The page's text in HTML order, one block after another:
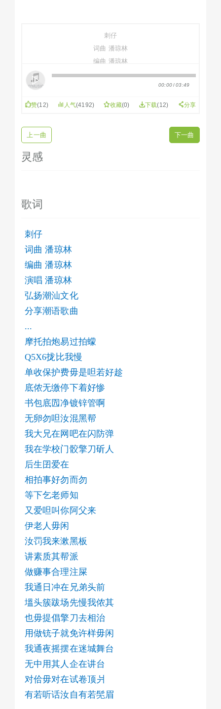
刺仔
词曲 潘琼林
编曲 潘琼林
演唱 潘琼林
分享潮语歌曲
"温头"簇跋场先慢我侬其
也毋提倡擎刀去相治
用做铳子就免许样毋闲
我通夜摇摆在迷城舞台
对佮毋对在试卷顶爿
有若听话汝自有若髧眉
.
..
二十进退就企俏西门
我门枪摸出来伊惦拍忖惀
一日正吸四五包薰
遇着底侬拢相借问
高利贷其利息八分
汝若用着来寻我咨询
汝勿许卵然
敢敶我相骂
我兄弟一下叫够下
东门其拷佰
喝呾伊写歌若猛
00:00/03:49
赞(12) 人气(4192) 收藏(0) 下载(12) 分享
上一曲 下一曲
灵感
歌词
刺仔
词曲 潘琼林
编曲 潘琼林
演唱 潘琼林
弘扬潮汕文化
分享潮语歌曲
...
摩托拍炮易过拍蠓
Q5X6拢比我慢
单收保护费毋是呾若好趁
底侬无缴停下着好惨
书包底囥净镀锌管啊
无卵勿呾汝混黑帮
我大兄在网吧在闪防弹
我在学校门骹擎刀斫人
后生囝爱在
相拍事好勿而勿
等下乞老师知
又爱呾叫你阿父来
伊老人毋闲
汝罚我来漱黑板
讲素质其帮派
做赚事合理注屎
我通日冲在兄弟头前
塭头簇跋场先慢我侬其
也毋提倡擎刀去相治
用做铳子就免许样毋闲
我通夜摇摆在迷城舞台
无中用其人企在讲台
对佮毋对在试卷顶爿
有若听话汝自有若髧眉